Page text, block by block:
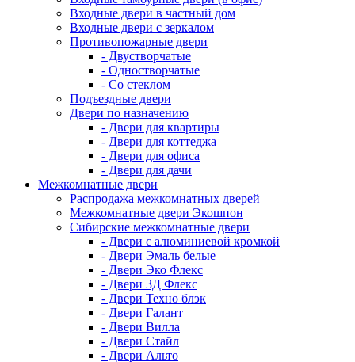
Входные двери в частный дом
Входные двери с зеркалом
Противопожарные двери
- Двустворчатые
- Одностворчатые
- Со стеклом
Подъездные двери
Двери по назначению
- Двери для квартиры
- Двери для коттеджа
- Двери для офиса
- Двери для дачи
Межкомнатные двери
Распродажа межкомнатных дверей
Межкомнатные двери Экошпон
Сибирские межкомнатные двери
- Двери с алюминиевой кромкой
- Двери Эмаль белые
- Двери Эко Флекс
- Двери 3Д Флекс
- Двери Техно блэк
- Двери Галант
- Двери Вилла
- Двери Стайл
- Двери Альто